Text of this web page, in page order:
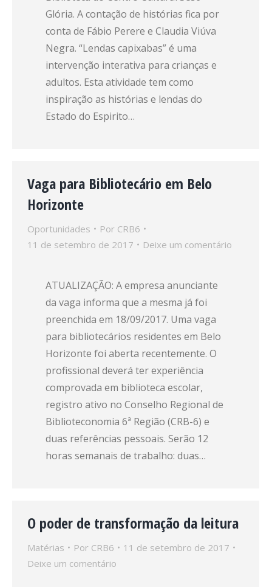
Glória. A contação de histórias fica por
conta de Fábio Perere e Claudia Viúva
Negra. “Lendas capixabas” é uma
intervenção interativa para crianças e
adultos. Esta atividade tem como
inspiração as histórias e lendas do
Estado do Espirito…
Vaga para Bibliotecário em Belo
Horizonte
Oportunidades Por CRB6
11 de setembro de 2017
Deixe um comentário
ATUALIZAÇÃO: A empresa anunciante
da vaga informa que a mesma já foi
preenchida em 18/09/2017. Uma vaga
para bibliotecários residentes em Belo
Horizonte foi aberta recentemente. O
profissional deverá ter experiência
comprovada em biblioteca escolar,
registro ativo no Conselho Regional de
Biblioteconomia 6ª Região (CRB-6) e
duas referências pessoais. Serão 12
horas semanais de trabalho: duas…
O poder de transformação da leitura
Matérias Por CRB6
11 de setembro de 2017
Deixe um comentário